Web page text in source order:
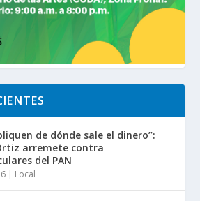
de dónde sale el dinero”:
arremete contra
del PAN
| Local